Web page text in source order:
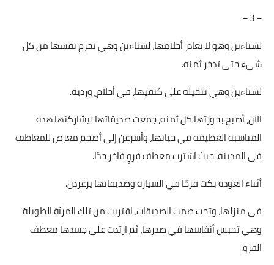
– 3 –
لشتاءين وهو لا يغادر أحلامها، لشتاءين وهي تحرم نفسها من كل
شيء حتى تدخر ثمنه.
لشتاءين وهي تتخيله على كتفيها، في أحلام ٍ وردية.
الآن، أصبح بحوزتها كل ثمنه، جمعت صديقاتها ليشاركنها هذه
المناسبة العظيمة في حياتها، وأسرعن إلى أضخم معرض للمعاطف
في المدينة. حيث اشترت معطف فروٍ فاخر جدًا.
أثناء العودة بكت فرحًا في السيارة وصديقاتها يزغردن.
في منزلها، وتحت صمت الصديقات، اقتربت من تلك المرآة الطويلة
وهي تحبس أنفاسها في صدرها، ثم ارتدت على جسدها معطف
الفرو.